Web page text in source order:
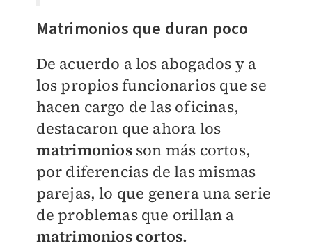
Matrimonios que duran poco
De acuerdo a los abogados y a
los propios funcionarios que se
hacen cargo de las oficinas,
destacaron que ahora los
matrimonios son más cortos,
por diferencias de las mismas
parejas, lo que genera una serie
de problemas que orillan a
matrimonios cortos.